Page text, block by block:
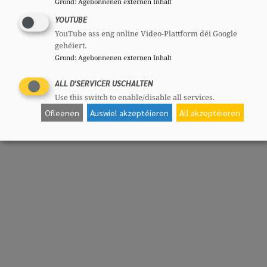
YOUTUBE
YouTube ass eng online Video-Plattform déi Google
gehéiert.
Grond: Agebonnenen externen Inhalt
ALL D'SERVICER USCHALTEN
Use this switch to enable/disable all services.
Ofleenen Auswiel akzeptéieren All akzeptéieren